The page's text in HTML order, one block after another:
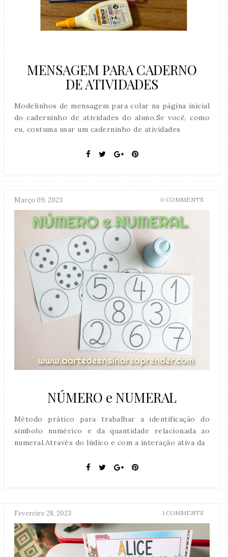
MENSAGEM PARA CADERNO
DE ATIVIDADES
Modelinhos de mensagem para colar na página inicial
do caderninho de atividades do aluno.Se você, como
eu, costuma usar um caderninho de atividades
Março 09, 2023 0 COMMENTS
NÚMERO e NUMERAL
Método prático para trabalhar a identificação do
símbolo numérico e da quantidade relacionada ao
numeral.Através do lúdico e com a interação ativa da
Fevereiro 28, 2023 1 COMMENTS